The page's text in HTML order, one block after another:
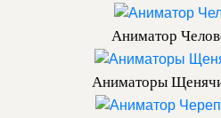
Аниматор
Аниматоры